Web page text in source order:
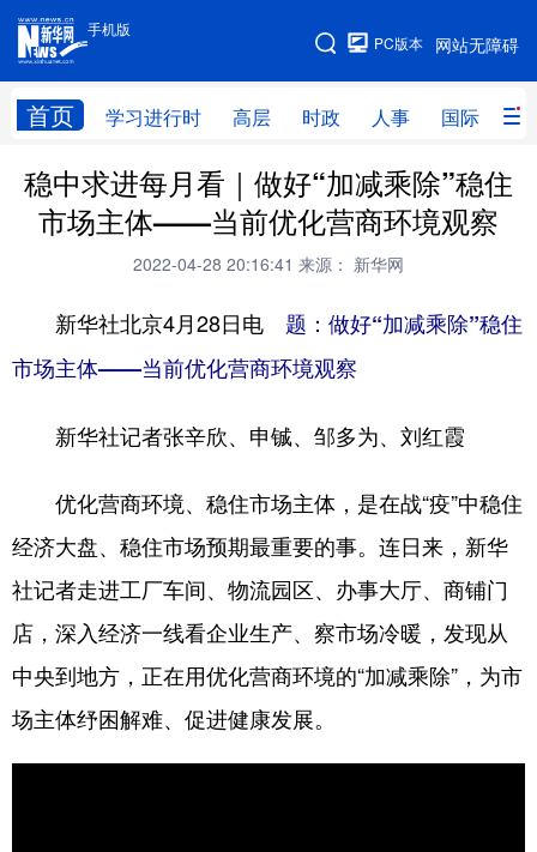
手机版
网站无障碍
PC版本
首页 学习进行时 高层 时政 人事 国际 财
手机版
网站地图
学习进行时 高层 时政 人事
国际 财经 网评 港澳
全球连线
科技 科创 量子 体育
文化 书画 健康
访谈 视频 图片 政务
食品 人居 信息化 数字经济
学术中国 乡村振兴 银龄 溯源中国
城市 旅游 能源 会展
彩票 娱乐 时尚 悦读
公益 一带一路 亚太网
稳中求进每月看｜做好“加减乘除”稳住
市场主体——当前优化营商环境观察
2022-04-28 20:16:41 来源： 新华网
新华社北京4月28日电 题：做好“加减乘除”稳住
市场主体——当前优化营商环境观察
新华社记者张辛欣、申铖、邹多为、刘红霞
优化营商环境、稳住市场主体，是在战“疫”中稳住
经济大盘、稳住市场预期最重要的事。连日来，新华
社记者走进工厂车间、物流园区、办事大厅、商铺门
店，深入经济一线看企业生产、察市场冷暖，发现从
中央到地方，正在用优化营商环境的“加减乘除”，为市
场主体纾困解难、促进健康发展。